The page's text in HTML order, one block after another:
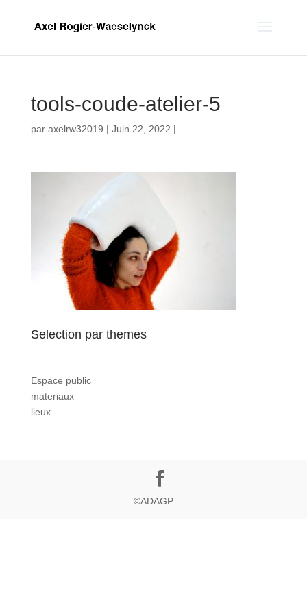
tools-coude-atelier-5
par axelrw32019 | Juin 22, 2022 |
Selection par themes
Espace public
materiaux
lieux
©ADAGP